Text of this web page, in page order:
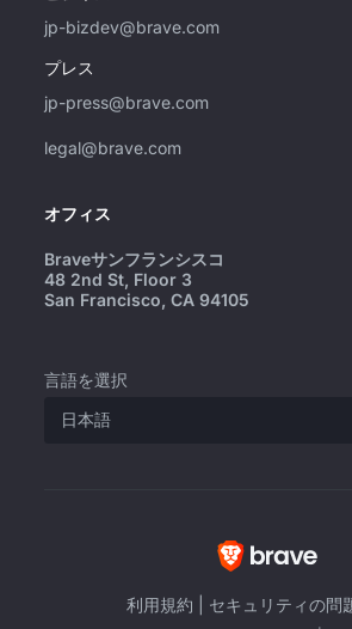
jp-bizdev@brave.com
プレス
jp-press@brave.com
legal@brave.com
オフィス
Braveサンフランシスコ
48 2nd St, Floor 3
San Francisco, CA 94105
言語を選択
利用規約 セキュリティの問